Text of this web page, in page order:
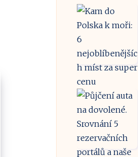
tipů
proč
je
polský
Gdaňsk
Kam
do
Polska
k
moři:
6
nejoblíbenějších
míst
za
super
cenu
Půjčení
auta
na
dovolené.
Srovnání